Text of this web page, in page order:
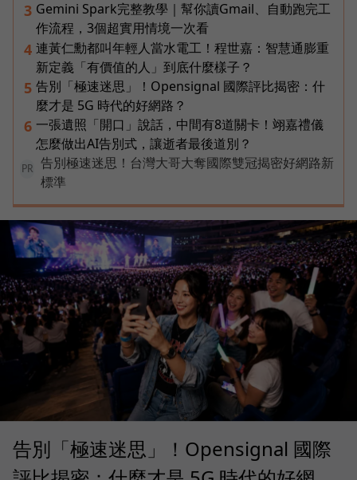
3 Gemini Spark完整教學｜幫你讀Gmail、自動跑完工
作流程，3個超實用情境一次看
4 連黃仁勳都叫年輕人當水電工！程世嘉：智慧通膨重
新定義「有價值的人」到底什麼樣子？
5 告別「極速迷思」！Opensignal 國際評比揭密：什
麼才是 5G 時代的好網路？
6 一張遺照「開口」說話，中間有8道關卡！翊嘉禮儀
怎麼做出AI告別式，讓逝者最後道別？
PR
告別極速迷思！台灣大哥大奪國際雙冠揭密好網路新
標準
告別「極速迷思」！Opensignal 國際